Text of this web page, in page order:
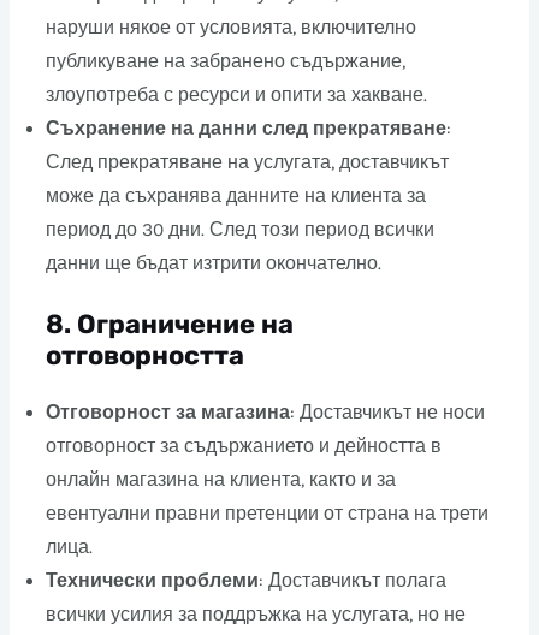
наруши някое от условията, включително
публикуване на забранено съдържание,
злоупотреба с ресурси и опити за хакване.
Съхранение на данни след прекратяване:
След прекратяване на услугата, доставчикът
може да съхранява данните на клиента за
период до 30 дни. След този период всички
данни ще бъдат изтрити окончателно.
8. Ограничение на
отговорността
Отговорност за магазина: Доставчикът не носи
отговорност за съдържанието и дейността в
онлайн магазина на клиента, както и за
евентуални правни претенции от страна на трети
лица.
Технически проблеми: Доставчикът полага
всички усилия за поддръжка на услугата, но не